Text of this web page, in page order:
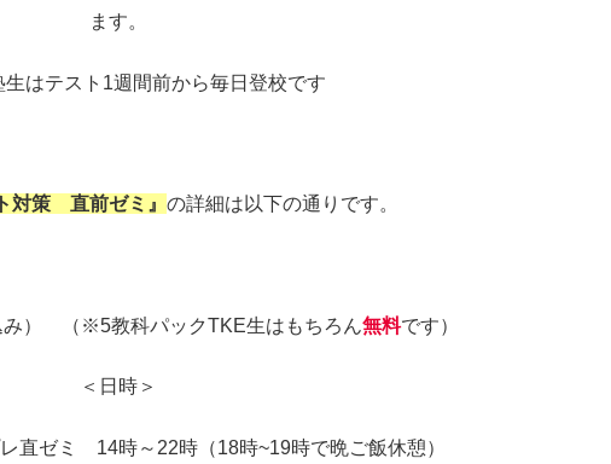
ます。
生はテスト1週間前から毎日登校です
対策 直前ゼミ』 の詳細は以下の通りです。
） （※5教科パックTKE生はもちろん無料です）
＜日時＞
直ゼミ 14時～22時（18時~19時で晩ご飯休憩）